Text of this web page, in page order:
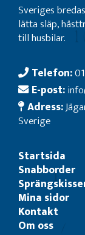
Sveriges
lätta släp,
till husbilar.
Telefon:
E-post:
Adress:
Sverige
Startsida
Snabborder
Mina sidor
Kontakt
Om oss